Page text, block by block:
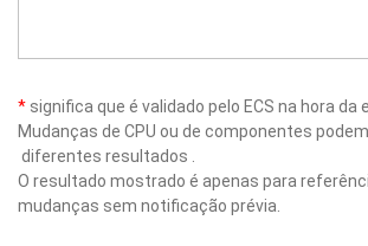
* significa que é validado pelo ECS na hora da
Mudanças de CPU ou de componentes
diferentes resultados .
O resultado mostrado é apenas para
mudanças sem notificação prévia.